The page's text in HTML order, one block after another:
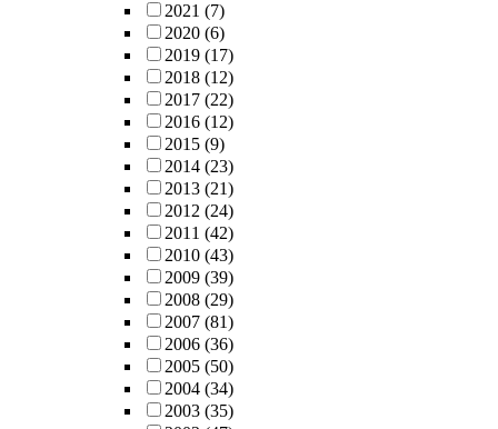
2021 (7)
2020 (6)
2019 (17)
2018 (12)
2017 (22)
2016 (12)
2015 (9)
2014 (23)
2013 (21)
2012 (24)
2011 (42)
2010 (43)
2009 (39)
2008 (29)
2007 (81)
2006 (36)
2005 (50)
2004 (34)
2003 (35)